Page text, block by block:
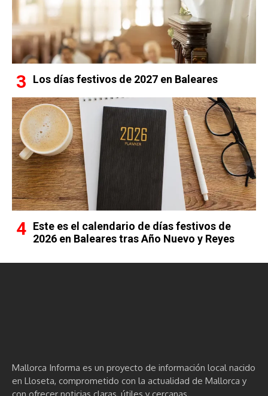
Los días festivos de 2027 en Baleares
Este es el calendario de días festivos de
2026 en Baleares tras Año Nuevo y Reyes
Mallorca Informa es un proyecto de información local nacido
en Lloseta, comprometido con la actualidad de Mallorca y
con ofrecer noticias claras, útiles y cercanas.